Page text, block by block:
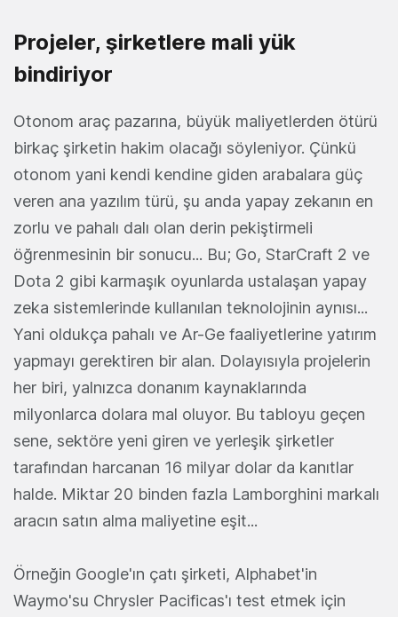
Projeler, şirketlere mali yük
bindiriyor
Otonom araç pazarına, büyük maliyetlerden ötürü
birkaç şirketin hakim olacağı söyleniyor. Çünkü
otonom yani kendi kendine giden arabalara güç
veren ana yazılım türü, şu anda yapay zekanın en
zorlu ve pahalı dalı olan derin pekiştirmeli
öğrenmesinin bir sonucu... Bu; Go, StarCraft 2 ve
Dota 2 gibi karmaşık oyunlarda ustalaşan yapay
zeka sistemlerinde kullanılan teknolojinin aynısı...
Yani oldukça pahalı ve Ar-Ge faaliyetlerine yatırım
yapmayı gerektiren bir alan. Dolayısıyla projelerin
her biri, yalnızca donanım kaynaklarında
milyonlarca dolara mal oluyor. Bu tabloyu geçen
sene, sektöre yeni giren ve yerleşik şirketler
tarafından harcanan 16 milyar dolar da kanıtlar
halde. Miktar 20 binden fazla Lamborghini markalı
aracın satın alma maliyetine eşit...
Örneğin Google'ın çatı şirketi, Alphabet'in
Waymo'su Chrysler Pacificas'ı test etmek için